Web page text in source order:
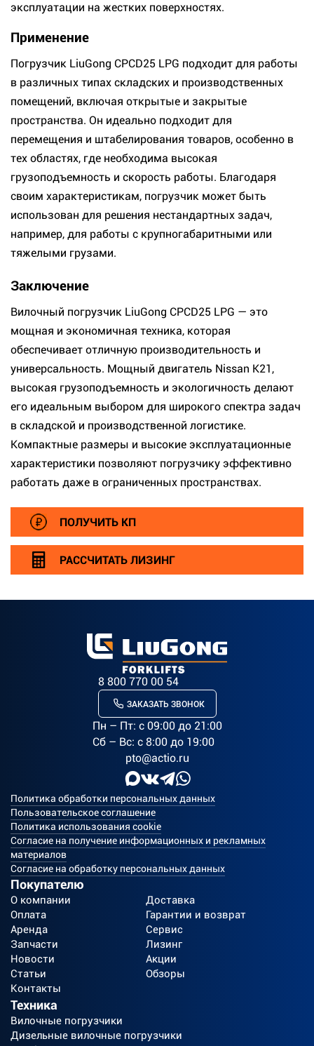
эксплуатации на жестких поверхностях.
Применение
Погрузчик LiuGong CPCD25 LPG подходит для работы
в различных типах складских и производственных
помещений, включая открытые и закрытые
пространства. Он идеально подходит для
перемещения и штабелирования товаров, особенно в
тех областях, где необходима высокая
грузоподъемность и скорость работы. Благодаря
своим характеристикам, погрузчик может быть
использован для решения нестандартных задач,
например, для работы с крупногабаритными или
тяжелыми грузами.
Заключение
Вилочный погрузчик LiuGong CPCD25 LPG — это
мощная и экономичная техника, которая
обеспечивает отличную производительность и
универсальность. Мощный двигатель Nissan K21,
высокая грузоподъемность и экологичность делают
его идеальным выбором для широкого спектра задач
в складской и производственной логистике.
Компактные размеры и высокие эксплуатационные
характеристики позволяют погрузчику эффективно
работать даже в ограниченных пространствах.
ПОЛУЧИТЬ КП
РАССЧИТАТЬ ЛИЗИНГ
8 800 770 00 54
ЗАКАЗАТЬ ЗВОНОК
Пн – Пт: c 09:00 до 21:00
Сб – Вс: с 8:00 до 19:00
pto@actio.ru
Политика обработки персональных данных
Пользовательское соглашение
Политика использования cookie
Согласие на получение информационных и рекламных
материалов
Согласие на обработку персональных данных
Покупателю
О компании
Доставка
Оплата
Гарантии и возврат
Аренда
Сервис
Запчасти
Лизинг
Новости
Акции
Статьи
Обзоры
Контакты
Техника
Вилочные погрузчики
Дизельные вилочные погрузчики